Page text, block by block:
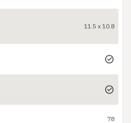
11.5 x 10.8
78